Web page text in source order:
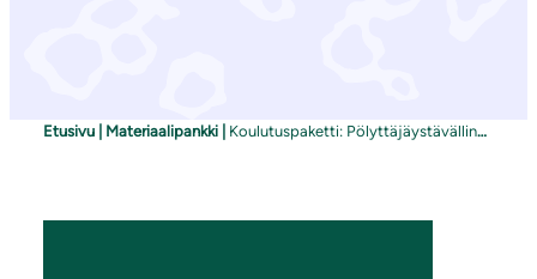
Etusivu Materiaalipankki Koulutuspaketti: Pölyttäjäystävällinen kunta – keinoja pölyttäjien auttamiseen ja haitallisten vieraslajien hallintaan kuntien viheralueilla